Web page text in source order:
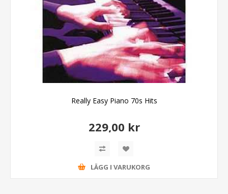
Really Easy Piano 70s Hits
229,00 kr
LÄGG I VARUKORG